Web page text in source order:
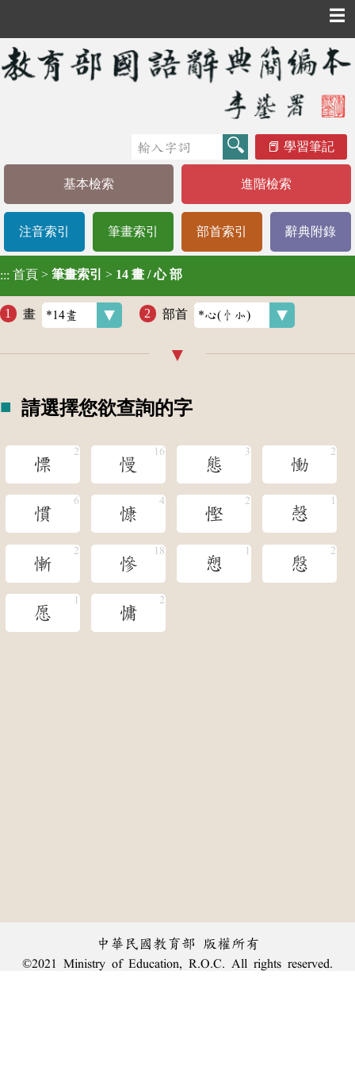
☰
學習筆記
基本檢索 進階檢索
注音索引 筆畫索引 部首索引 辭典附錄
::: 首頁 > 筆畫索引 > 14 畫 / 心 部
畫 部首
請選擇您欲查詢的字
慓 慢 態 慟
慣 慷 慳 愨
慚 慘 愬 慇
愿 慵
中華民國教育部 版權所有
©2021 Ministry of Education, R.O.C. All rights reserved.